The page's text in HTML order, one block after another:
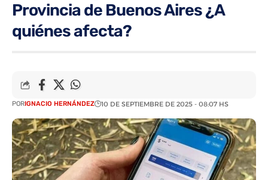
Provincia de Buenos Aires ¿A
quiénes afecta?
PORIGNACIO HERNÁNDEZ 10 DE SEPTIEMBRE DE 2025 - 08:07 HS